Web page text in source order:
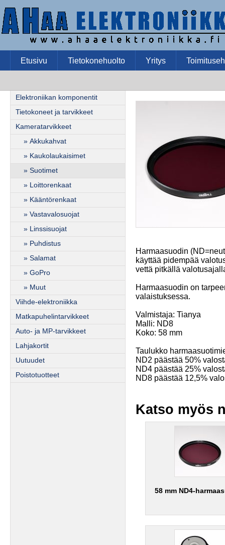
Etusivu Tietokonehuolto Yritys
Elektroniikan komponentit
Tietokoneet ja tarvikkeet
Kameratarvikkeet
» Akkukahvat
» Kaukolaukaisimet
» Suotimet
» Loittorenkaat
» Kääntörenkaat
» Vastavalosuojat
» Linssisuojat
» Puhdistus
» Salamat
» GoPro
» Muut
Viihde-elektroniikka
Matkapuhelintarvikkeet
Auto- ja MP-tarvikkeet
Lahjakortit
Uutuudet
Poistotuotteet
Harmaasuodin
käyttää pidempää
vettä pitkällä
Harmaasuodin on
valaistuksessa.
Valmistaja: Tianya
Malli: ND8
Koko: 58 mm
Taulukko
ND2 päästää 50%
ND4 päästää 25%
ND8 päästää 12,5%
Katso myös
58 mm ND4-